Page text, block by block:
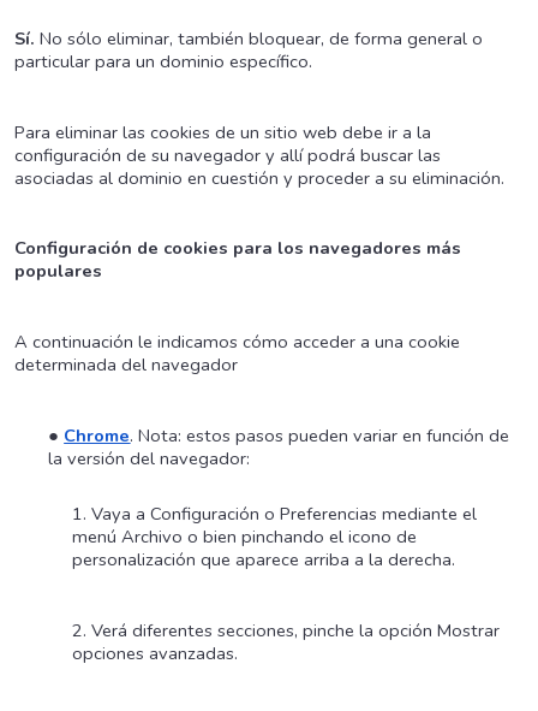
Sí. No sólo eliminar, también bloquear, de forma general o
particular para un dominio específico.
Para eliminar las cookies de un sitio web debe ir a la
configuración de su navegador y allí podrá buscar las
asociadas al dominio en cuestión y proceder a su eliminación.
Configuración de cookies para los navegadores más
populares
A continuación le indicamos cómo acceder a una cookie
determinada del navegador
Chrome. Nota: estos pasos pueden variar en función de
la versión del navegador:
Vaya a Configuración o Preferencias mediante el
menú Archivo o bien pinchando el icono de
personalización que aparece arriba a la derecha.
Verá diferentes secciones, pinche la opción Mostrar
opciones avanzadas.